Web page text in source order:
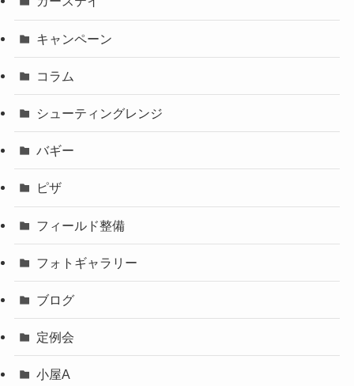
キャンペーン
コラム
シューティングレンジ
バギー
ピザ
フィールド整備
フォトギャラリー
ブログ
定例会
小屋A